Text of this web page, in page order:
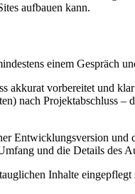
aufbauen kann.
einem Gespräch
akkurat vorbereitet und
nach Projektabschluss
Entwicklungsversion
und die Details des
Inhalte